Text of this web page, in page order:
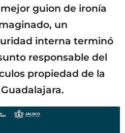
o guion de ironía
un
interna terminó
responsable del
propiedad de la